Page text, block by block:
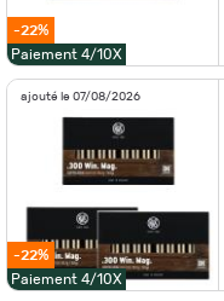
-22%
Paiement 4/10X
ajouté le 07/08/2026
-22%
Paiement 4/10X